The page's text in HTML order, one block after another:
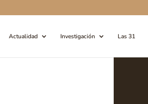
Actualidad Investigación Las 31